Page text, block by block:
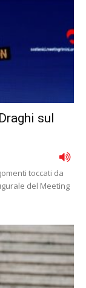
sul
toccati da
del Meeting